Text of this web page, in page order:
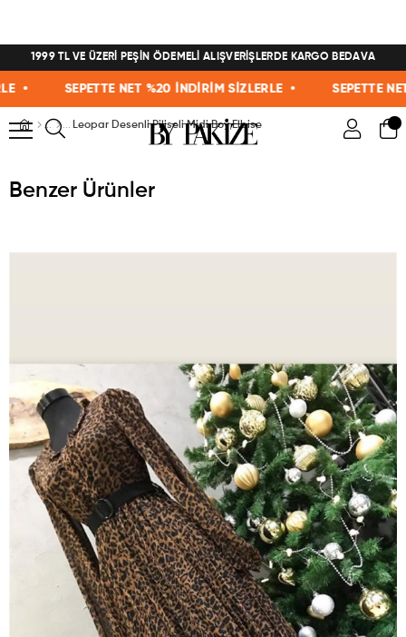
1999 TL VE ÜZERİ PEŞİN ÖDEMELİ ALIŞVERİŞLERDE KARGO BEDAVA
SEPETTE NET %20 İNDİRİM SİZLERLE • SEPETTE NET
Leopar Desenli Piliseli Midi Boy Elbise
Benzer Ürünler